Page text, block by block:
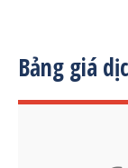
Bảng giá